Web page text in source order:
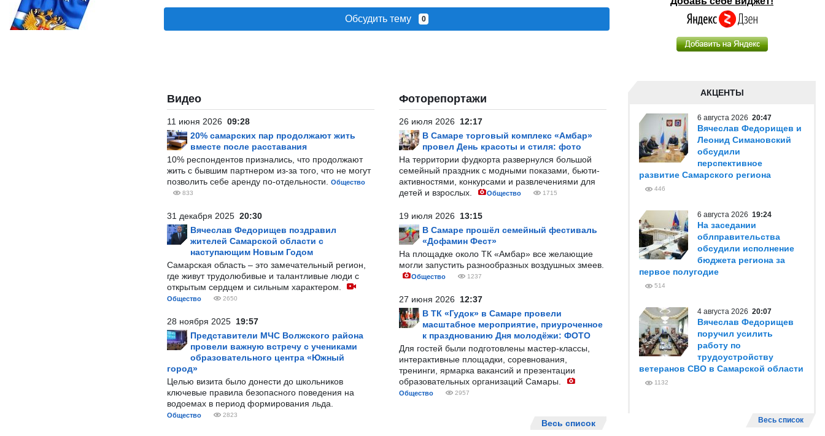
Обсудить тему 0
Видео
11 июня 2026 09:28
20% самарских пар продолжают жить
вместе после расставания
10% респондентов признались, что продолжают
жить с бывшим партнером из-за того, что не могут
позволить себе аренду по-отдельности.
Общество
833
31 декабря 2025 20:30
Вячеслав Федорищев поздравил
жителей Самарской области с
наступающим Новым Годом
Самарская область – это замечательный регион,
где живут трудолюбивые и талантливые люди с
открытым сердцем и сильным характером.
Общество 2650
28 ноября 2025 19:57
Представители МЧС Волжского района
провели важную встречу с учениками
образовательного центра «Южный
город»
Целью визита было донести до школьников
ключевые правила безопасного поведения на
водоемах в период формирования льда.
Общество 2823
Фоторепортажи
26 июля 2026 12:17
В Самаре торговый комплекс «Амбар»
провел День красоты и стиля: фото
На территории фудкорта развернулся большой
семейный праздник с модными показами, бьюти-
активностями, конкурсами и развлечениями для
детей и взрослых.
Общество 1715
19 июля 2026 13:15
В Самаре прошёл семейный фестиваль
«Дофамин Фест»
На площадке около ТК «Амбар» все желающие
могли запустить разнообразных воздушных змеев.
Общество 1237
27 июня 2026 12:37
В ТК «Гудок» в Самаре провели
масштабное мероприятие, приуроченное
к празднованию Дня молодёжи: ФОТО
Для гостей были подготовлены мастер-классы,
интерактивные площадки, соревнования,
тренинги, ярмарка вакансий и презентации
образовательных организаций Самары.
Общество 2957
Весь список
АКЦЕНТЫ
6 августа 2026 20:47
Вячеслав Федорищев и
Леонид Симановский
обсудили
перспективное
развитие Самарского региона
446
6 августа 2026 19:24
На заседании
облправительства
обсудили исполнение
бюджета региона за
первое полугодие
514
4 августа 2026 20:07
Вячеслав Федорищев
поручил усилить
работу по
трудоустройству
ветеранов СВО в Самарской области
1132
Весь список